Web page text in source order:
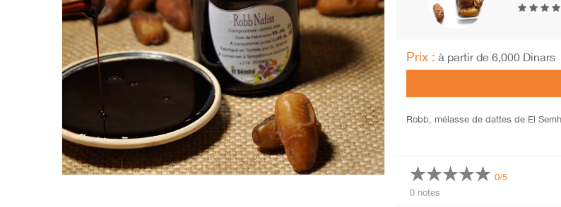
Prix : à partir de 6,000 Dinars
Robb, mélasse de dattes de El
0/5
0 notes